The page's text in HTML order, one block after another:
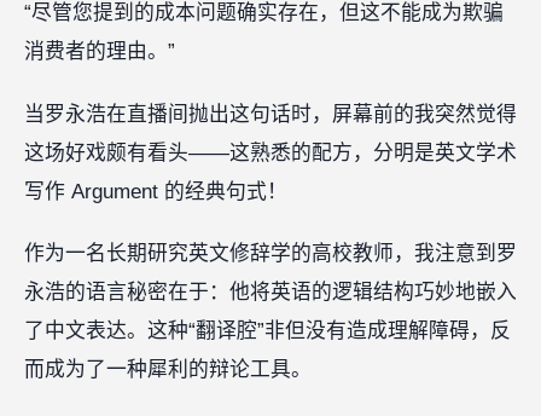
“尽管您提到的成本问题确实存在，但这不能成为欺骗
消费者的理由。”
当罗永浩在直播间抛出这句话时，屏幕前的我突然觉得
这场好戏颇有看头——这熟悉的配方，分明是英文学术
写作 Argument 的经典句式！
作为一名长期研究英文修辞学的高校教师，我注意到罗
永浩的语言秘密在于：他将英语的逻辑结构巧妙地嵌入
了中文表达。这种“翻译腔”非但没有造成理解障碍，反
而成为了一种犀利的辩论工具。